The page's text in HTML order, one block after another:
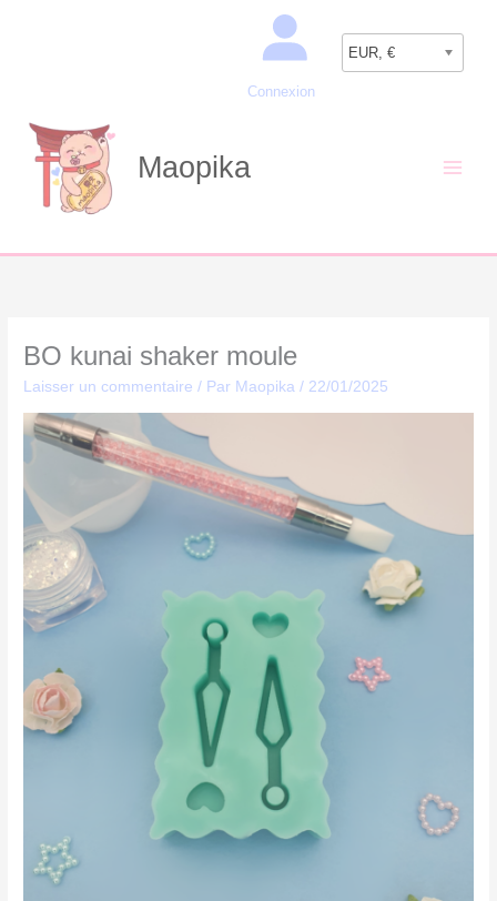
Connexion
EUR, €
Maopika
BO kunai shaker moule
Laisser un commentaire / Par Maopika/ 22/01/2025
Recherche